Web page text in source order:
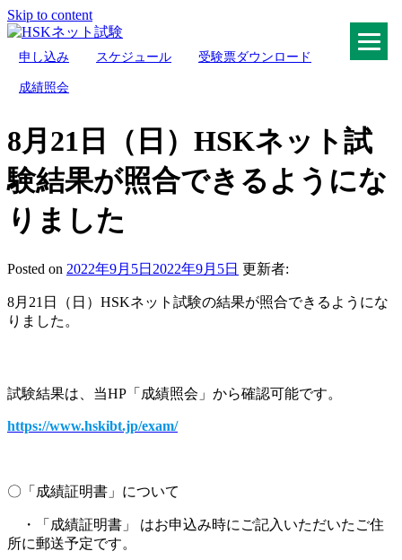
Skip to content
HSKネット試験
申し込み スケジュール 受験票ダウンロード
成績照会
8月21日（日）HSKネット試
験結果が照合できるようにな
りました
Posted on 2022年9月5日 2022年9月5日 更新者:
8月21日（日）HSKネット試験の結果が照合できるようにな
りました。
試験結果は、当HP「成績照会」から確認可能です。
https://www.hskibt.jp/exam/
〇「成績証明書」について
・「成績証明書」 はお申込み時にご記入いただいたご住
所に郵送予定です。